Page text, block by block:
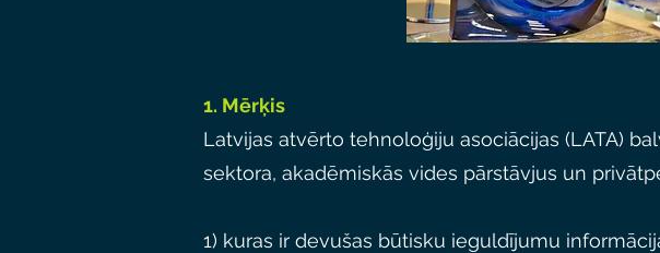
1. Mērķis
Latvijas atvērto tehnoloģiju asociācijas (LATA)
sektora, akadēmiskās vides pārstāvjus un
1) kuras ir devušas būtisku ieguldījumu